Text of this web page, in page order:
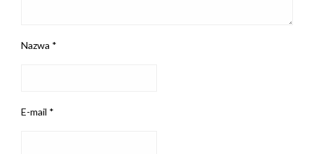
Nazwa *
E-mail *